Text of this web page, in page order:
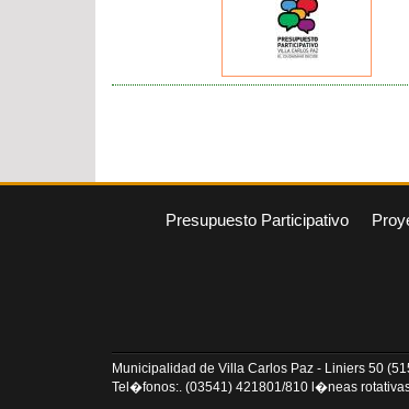
Presupuesto Participativo
Municipalidad de Villa Carlos Paz - Liniers 50
Tel�fonos:. (03541) 421801/810 l�neas